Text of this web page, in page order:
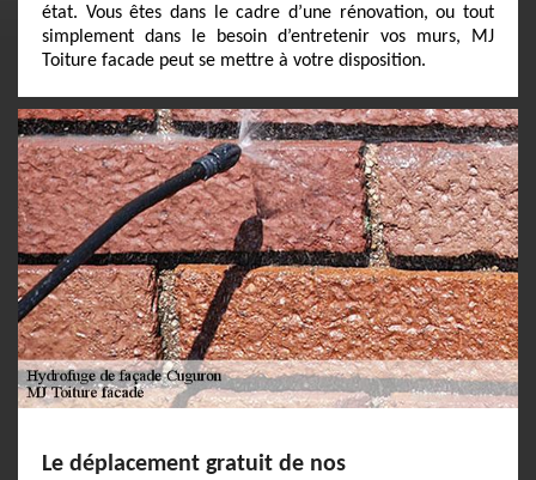
état. Vous êtes dans le cadre d’une rénovation, ou tout
simplement dans le besoin d’entretenir vos murs, MJ
Toiture facade peut se mettre à votre disposition.
Le déplacement gratuit de nos